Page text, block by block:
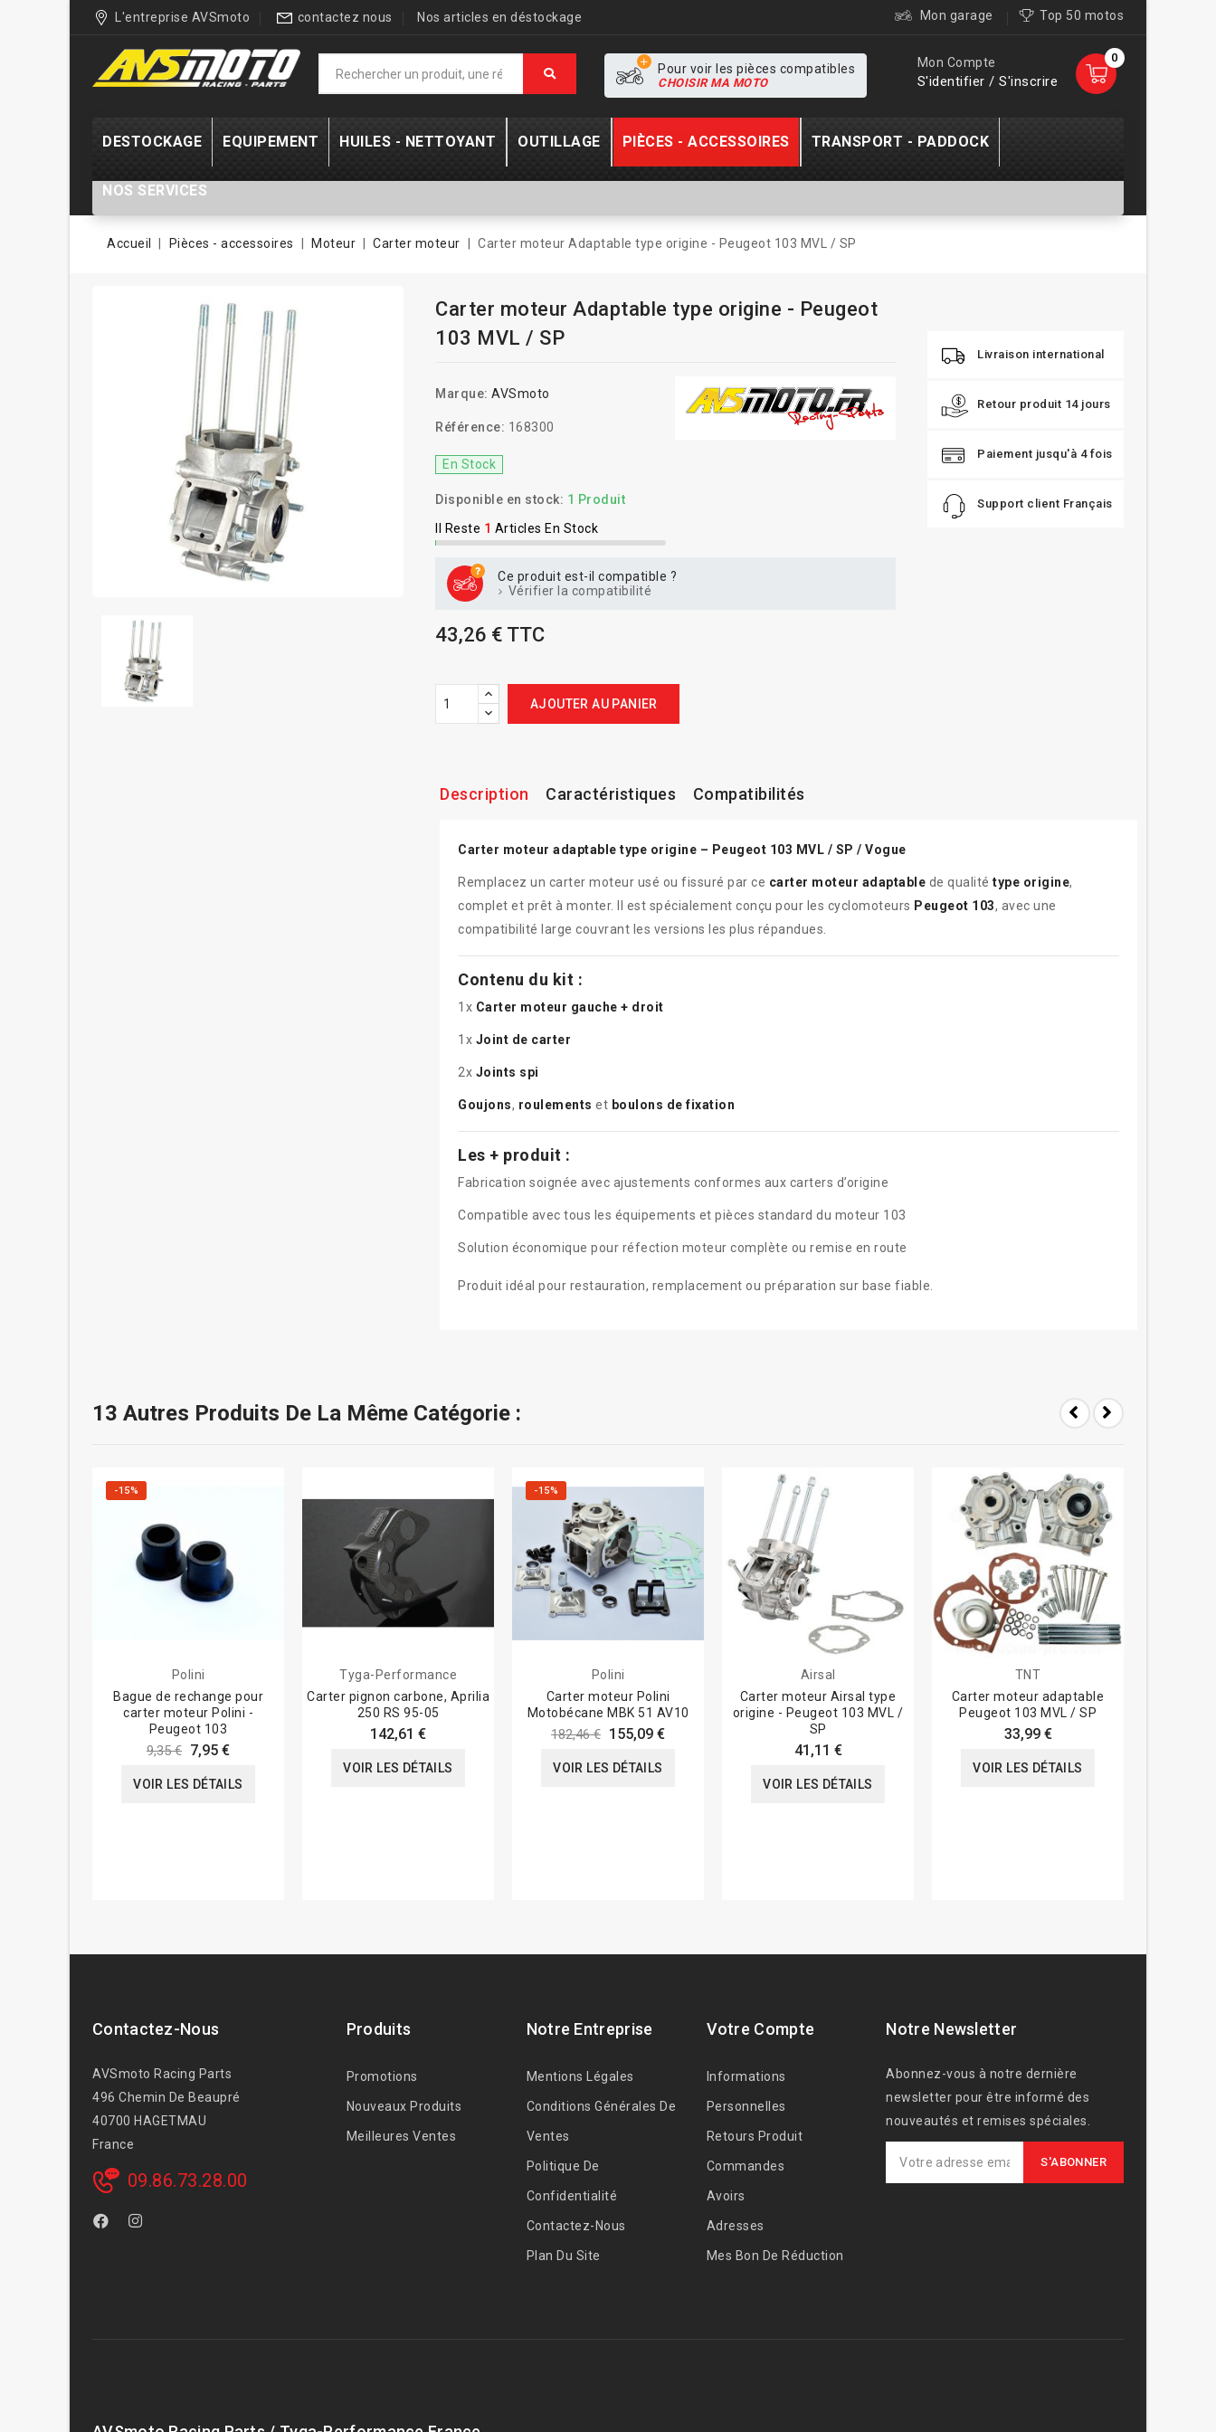
L'entreprise AVSmoto contactez nous Nos articles en déstockage Mon garage Top 50 motos
0
Mon Compte
S'identifier / S'inscrire
Pour voir les pièces compatibles
CHOISIR MA MOTO
DESTOCKAGE EQUIPEMENT HUILES - NETTOYANT OUTILLAGE PIÈCES - ACCESSOIRES TRANSPORT - PADDOCK
NOS SERVICES
Accueil Pièces - accessoires Moteur Carter moteur Carter moteur Adaptable type origine - Peugeot 103 MVL / SP
Carter moteur Adaptable type origine - Peugeot
103 MVL / SP
Marque: AVSmoto
Référence: 168300
En Stock
Disponible en stock: 1 Produit
Il Reste 1 Articles En Stock
Ce produit est-il compatible ?
Vérifier la compatibilité
43,26 € TTC
AJOUTER AU PANIER
Livraison international
Retour produit 14 jours
Paiement jusqu'à 4 fois
Support client Français
Description Caractéristiques Compatibilités
Carter moteur adaptable type origine – Peugeot 103 MVL / SP / Vogue
Remplacez un carter moteur usé ou fissuré par ce carter moteur adaptable de qualitétype origine,
complet et prêt à monter. Il est spécialement conçu pour les cyclomoteurs Peugeot 103, avec une
compatibilité large couvrant les versions les plus répandues.
Contenu du kit :
1x Carter moteur gauche + droit
1x Joint de carter
2x Joints spi
Goujons, roulements et boulons de fixation
Les + produit :
Fabrication soignée avec ajustements conformes aux carters d’origine
Compatible avec tous les équipements et pièces standard du moteur 103
Solution économique pour réfection moteur complète ou remise en route
Produit idéal pour restauration, remplacement ou préparation sur base fiable.
13 Autres Produits De La Même Catégorie :
-15%
Polini
Bague de rechange pour
carter moteur Polini -
Peugeot 103
9,35 € 7,95 €
VOIR LES DÉTAILS
Tyga-Performance
Carter pignon carbone, Aprilia
250 RS 95-05
142,61 €
VOIR LES DÉTAILS
-15%
Polini
Carter moteur Polini
Motobécane MBK 51 AV10
182,46 € 155,09 €
VOIR LES DÉTAILS
Airsal
Carter moteur Airsal type
origine - Peugeot 103 MVL /
SP
41,11 €
VOIR LES DÉTAILS
TNT
Carter moteur adaptable
Peugeot 103 MVL / SP
33,99 €
VOIR LES DÉTAILS
Contactez-Nous
AVSmoto Racing Parts
496 Chemin De Beaupré
40700 HAGETMAU
France
09.86.73.28.00
Produits
Promotions
Nouveaux Produits
Meilleures Ventes
Notre Entreprise
Mentions Légales
Conditions Générales De
Ventes
Politique De
Confidentialité
Contactez-Nous
Plan Du Site
Votre Compte
Informations
Personnelles
Retours Produit
Commandes
Avoirs
Adresses
Mes Bon De Réduction
Notre Newsletter
Abonnez-vous à notre dernière
newsletter pour être informé des
nouveautés et remises spéciales.